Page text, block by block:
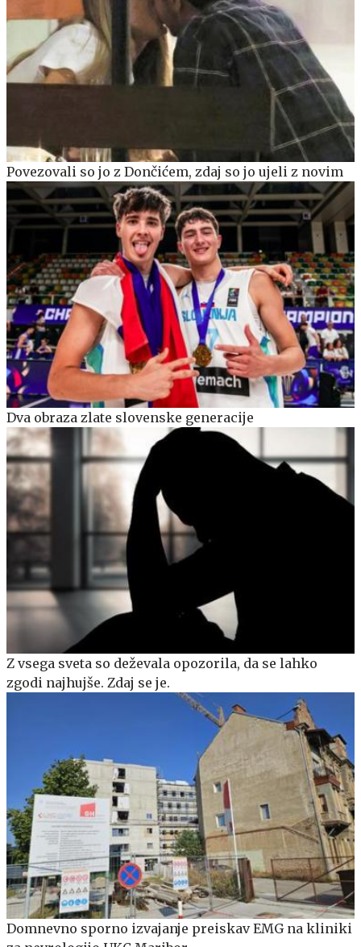
Povezovali so jo z Dončićem, zdaj so jo ujeli z novim
Dva obraza zlate slovenske generacije
Z vsega sveta so deževala opozorila, da se lahko
zgodi najhujše. Zdaj se je.
Domnevno sporno izvajanje preiskav EMG na kliniki